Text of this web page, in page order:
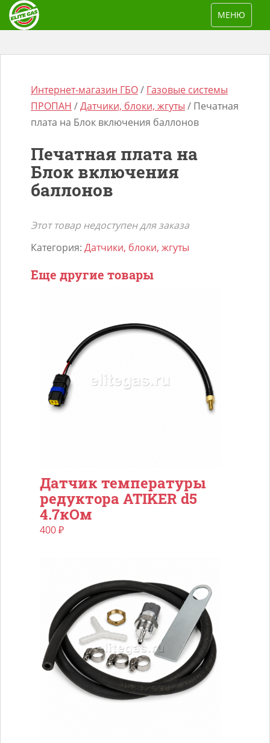
p
TOGGLE
МЕНЮ
Интернет-магазин ГБО/ Газовые системы
ПРОПАН /Датчики, блоки, жгуты / Печатная
плата на Блок включения баллонов
Печатная плата на
Блок включения
баллонов
Этот товар недоступен для заказа
Категория: Датчики, блоки, жгуты
Еще другие товары
Датчик температуры
редуктора ATIKER d5
4.7кОм
400₽